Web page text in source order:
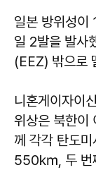
일본 방위성이
일 2발을 발사
(EEZ) 밖으로
니혼게이자이
위상은 북한
께 각각 탄도
550㎞, 두 번